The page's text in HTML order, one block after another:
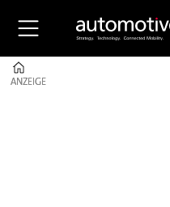
ANZEIGE
ANZEIGE